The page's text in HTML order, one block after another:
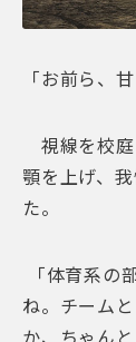
「お前ら、
視線を校庭
顎を上げ、
た。
「体育系の
ね。チーム
か、ちゃん